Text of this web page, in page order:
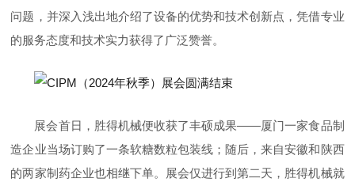
问题，并深入浅出地介绍了设备的优势和技术创新点，凭借专业
的服务态度和技术实力获得了广泛赞誉。
展会首日，胜得机械便收获了丰硕成果——厦门一家食品制
造企业当场订购了一条软糖数粒包装线；随后，来自安徽和陕西
的两家制药企业也相继下单。展会仅进行到第二天，胜得机械就